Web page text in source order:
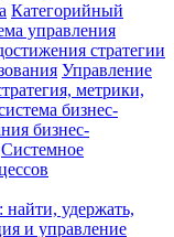
Категорийный
управления
стратегии
Управление
метрики,
бизнес-
бизнес-
Системное
удержать,
и управление